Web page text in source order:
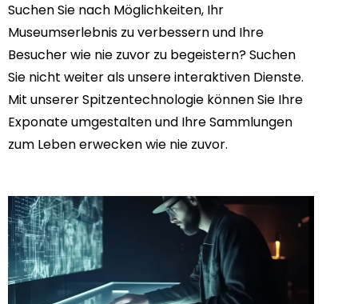
Suchen Sie nach Möglichkeiten, Ihr
Museumserlebnis zu verbessern und Ihre
Besucher wie nie zuvor zu begeistern? Suchen
Sie nicht weiter als unsere interaktiven Dienste.
Mit unserer Spitzentechnologie können Sie Ihre
Exponate umgestalten und Ihre Sammlungen
zum Leben erwecken wie nie zuvor.